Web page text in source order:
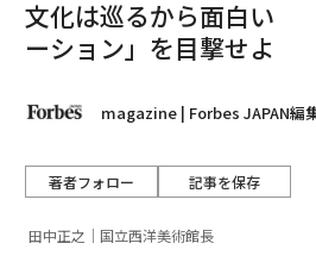
文化は巡るから面白い
ーション」を目撃せよ
magazine | Forbes JAPAN編
著者フォロー 記事を保存
田中正之｜国立西洋美術館長